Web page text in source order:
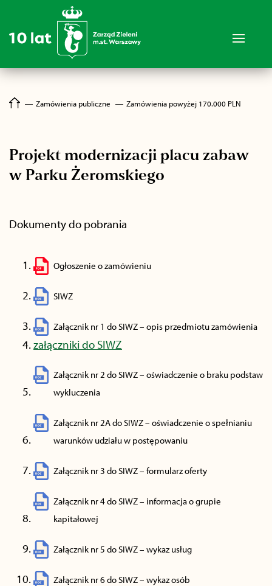
― Zamówienia publiczne ― Zamówienia powyżej 170.000 PLN
Projekt modernizacji placu zabaw
w Parku Żeromskiego
Dokumenty do pobrania
Ogłoszenie o zamówieniu
SIWZ
Załącznik nr 1 do SIWZ – opis przedmiotu zamówienia
załączniki do SIWZ
Załącznik nr 2 do SIWZ – oświadczenie o braku podstaw
wykluczenia
Załącznik nr 2A do SIWZ – oświadczenie o spełnianiu
warunków udziału w postępowaniu
Załącznik nr 3 do SIWZ – formularz oferty
Załącznik nr 4 do SIWZ – informacja o grupie
kapitałowej
Załącznik nr 5 do SIWZ – wykaz usług
Załącznik nr 6 do SIWZ – wykaz osób